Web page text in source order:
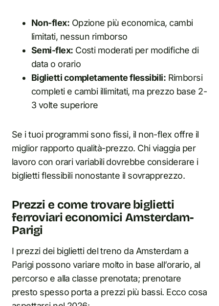
Non-flex: Opzione più economica, cambi
limitati, nessun rimborso
Semi-flex: Costi moderati per modifiche di
data o orario
Biglietti completamente flessibili: Rimborsi
completi e cambi illimitati, ma prezzo base 2-
3 volte superiore
Se i tuoi programmi sono fissi, il non-flex offre il
miglior rapporto qualità-prezzo. Chi viaggia per
lavoro con orari variabili dovrebbe considerare i
biglietti flessibili nonostante il sovrapprezzo.
Prezzi e come trovare biglietti
ferroviari economici Amsterdam-
Parigi
I prezzi dei biglietti del treno da Amsterdam a
Parigi possono variare molto in base all’orario, al
percorso e alla classe prenotata; prenotare
presto spesso porta a prezzi più bassi. Ecco cosa